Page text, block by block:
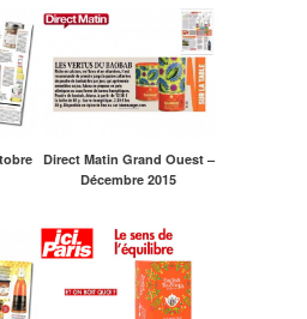
Direct Matin Grand Ouest –
Décembre 2015